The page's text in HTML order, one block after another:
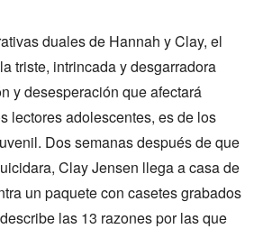
duales de Hannah y Clay, el
triste, intrincada y desgarradora
y desesperación que afectará
lectores adolescentes, es de los
Dos semanas después de que
Clay Jensen llega a casa de
un paquete con casetes grabados
las 13 razones por las que